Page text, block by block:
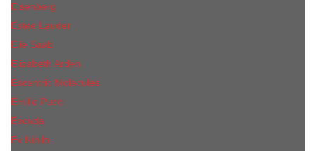
Eisenberg
Еsteе Lаudеr
Elie Saab
Elizabeth Arden
Escentric Molecules
Emilio Pucci
Escada
Ex Nihilo